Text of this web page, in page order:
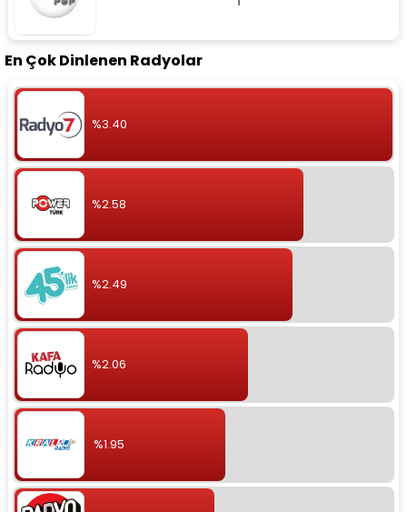
En Çok Dinlenen Radyolar
%3.40
%2.58
%2.49
%2.06
%1.95